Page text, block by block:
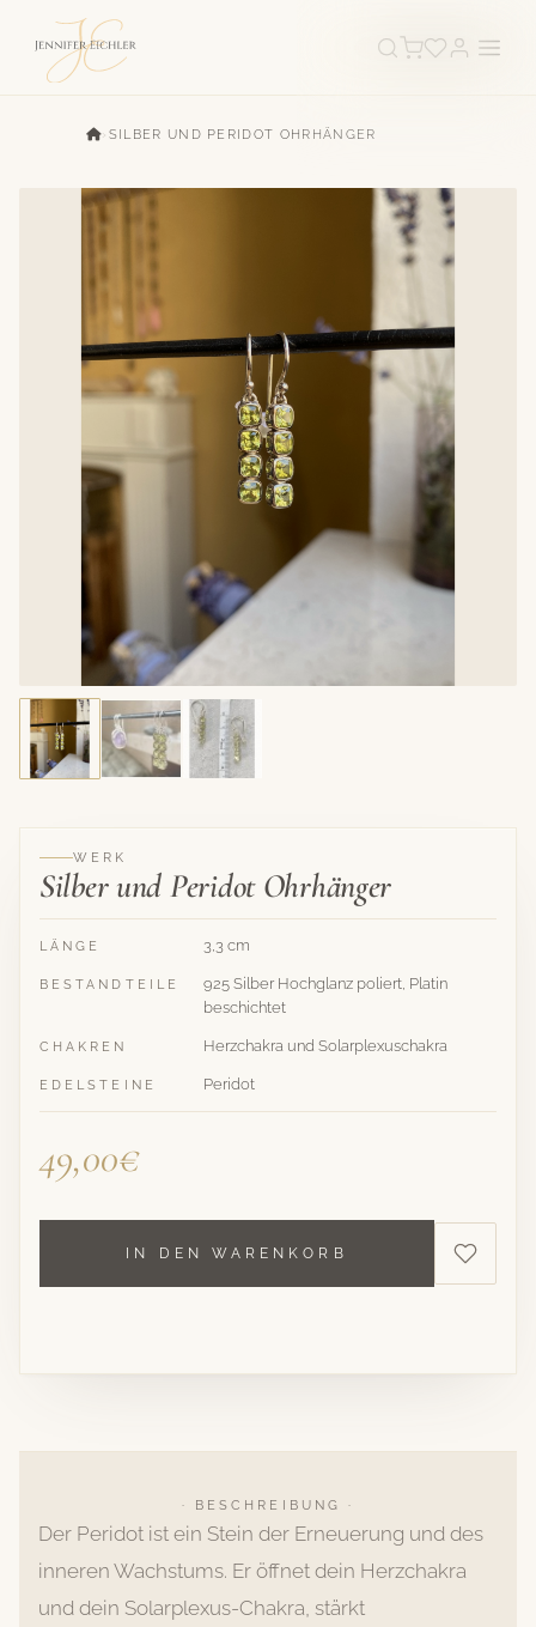
› SILBER UND PERIDOT OHRHÄNGER
WERK
Silber und Peridot Ohrhänger
LÄNGE 3,3 cm
BESTANDTEILE
925 Silber Hochglanz poliert, Platin
beschichtet
CHAKREN Herzchakra und Solarplexuschakra
EDELSTEINE Peridot
49,00€
IN DEN WARENKORB
· BESCHREIBUNG ·
Der Peridot ist ein Stein der Erneuerung und des
inneren Wachstums. Er öffnet dein Herzchakra
und dein Solarplexus-Chakra, stärkt